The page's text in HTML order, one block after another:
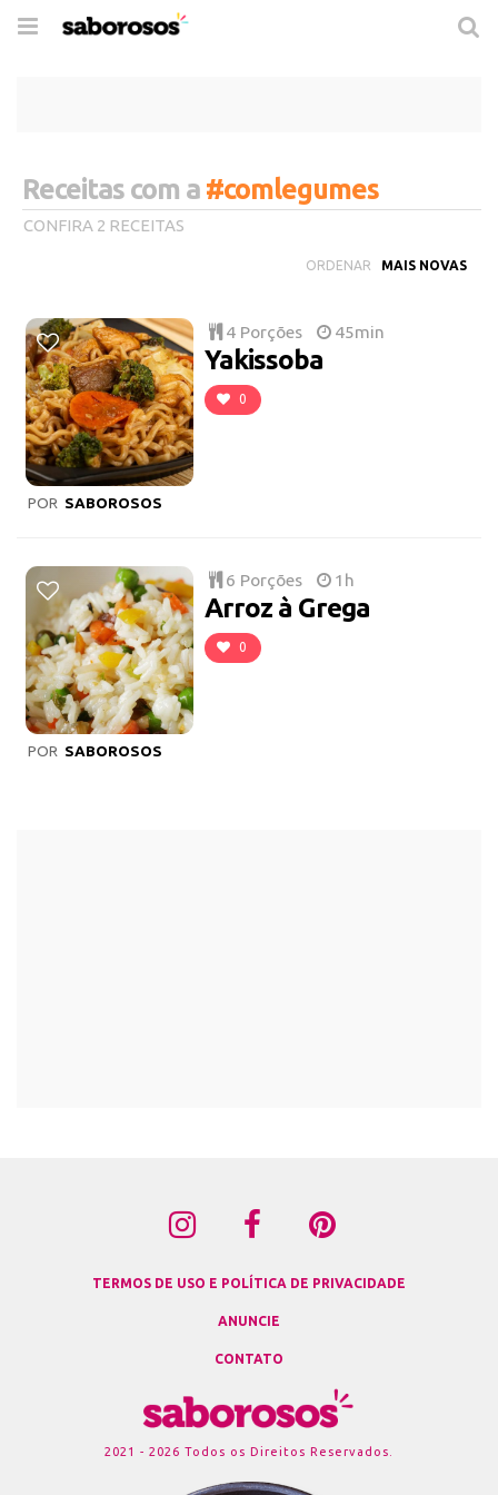
Trocar
Receitas com a #comlegumes
CONFIRA 2 RECEITAS
ORDENAR
4 Porções 45min
Yakissoba
0
POR SABOROSOS
6 Porções 1h
Arroz à Grega
0
POR SABOROSOS
TERMOS DE USO E POLÍTICA DE PRIVACIDADE
ANUNCIE
CONTATO
2021 - 2026 Todos os Direitos Reservados.